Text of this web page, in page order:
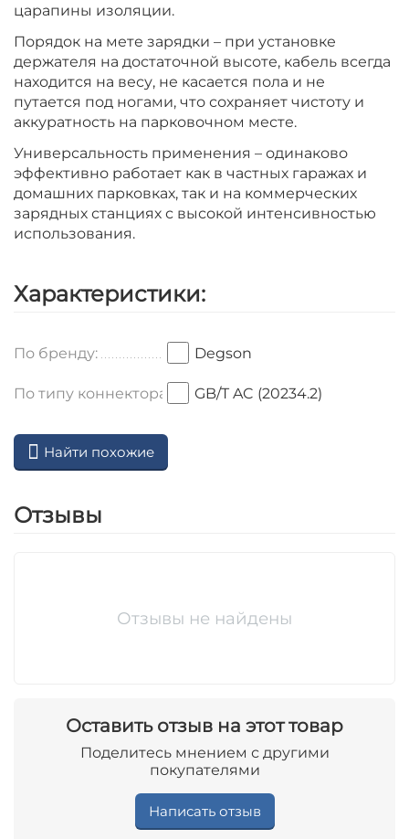
царапины изоляции.
Порядок на мете зарядки – при установке
держателя на достаточной высоте, кабель всегда
находится на весу, не касается пола и не
путается под ногами, что сохраняет чистоту и
аккуратность на парковочном месте.
Универсальность применения – одинаково
эффективно работает как в частных гаражах и
домашних парковках, так и на коммерческих
зарядных станциях с высокой интенсивностью
использования.
Характеристики:
По бренду: Degson
По типу коннектора: GB/T AC (20234.2)
Найти похожие
Отзывы
Отзывы не найдены
Оставить отзыв на этот товар
Поделитесь мнением с другими
покупателями
Написать отзыв